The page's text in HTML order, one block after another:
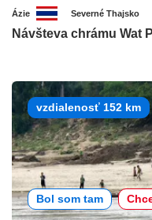
Ázie Severné Thajsko
Návšteva chrámu Wat
vzdialenosť 152 km
Bol som tam